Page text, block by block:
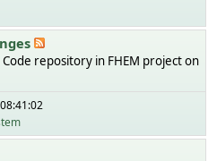
repository in FHEM project on